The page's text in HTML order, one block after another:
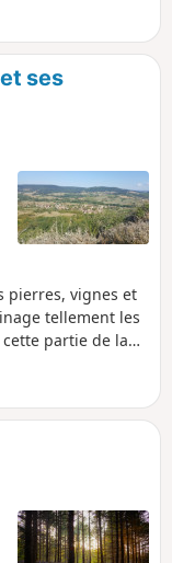
ses
pierres, vignes et
tellement les
partie de la